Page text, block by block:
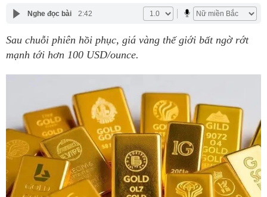
Nghe đọc bài 2:42
Sau chuỗi phiên hồi phục, giá vàng thế giới bất ngờ rớt
mạnh tới hơn 100 USD/ounce.